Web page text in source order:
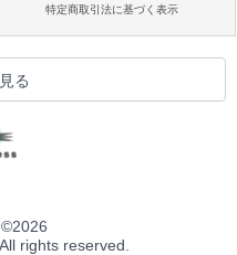
特定商取引法に基づく表示
る
©2026
rights reserved.